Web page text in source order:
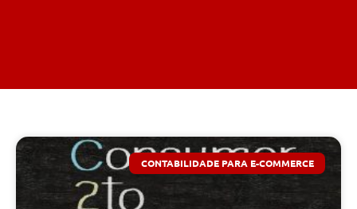
CONTABILIDADE PARA E-COMMERCE